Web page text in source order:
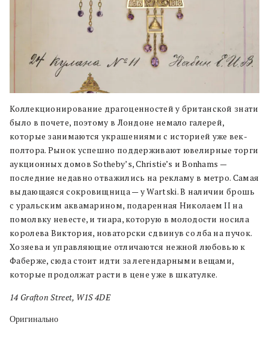
Коллекционирование драгоценностей у британской знати
было в почете, поэтому в Лондоне немало галерей,
которые занимаются украшениями с историей уже век-
полтора. Рынок успешно поддерживают ювелирные торги
аукционных домов Sotheby’s, Christie’s и Bonhams —
последние недавно отважились на рекламу в метро. Самая
выдающаяся сокровищница — у Wartski. В наличии брошь
с уральским аквамарином, подаренная Николаем II на
помолвку невесте, и тиара, которую в молодости носила
королева Виктория, новаторски сдвинув со лба на пучок.
Хозяева и управляющие отличаются нежной любовью к
Фаберже, сюда стоит идти за легендарными вещами,
которые продолжат расти в цене уже в шкатулке.
14 Grafton Street, W1S 4DE
Оригинально